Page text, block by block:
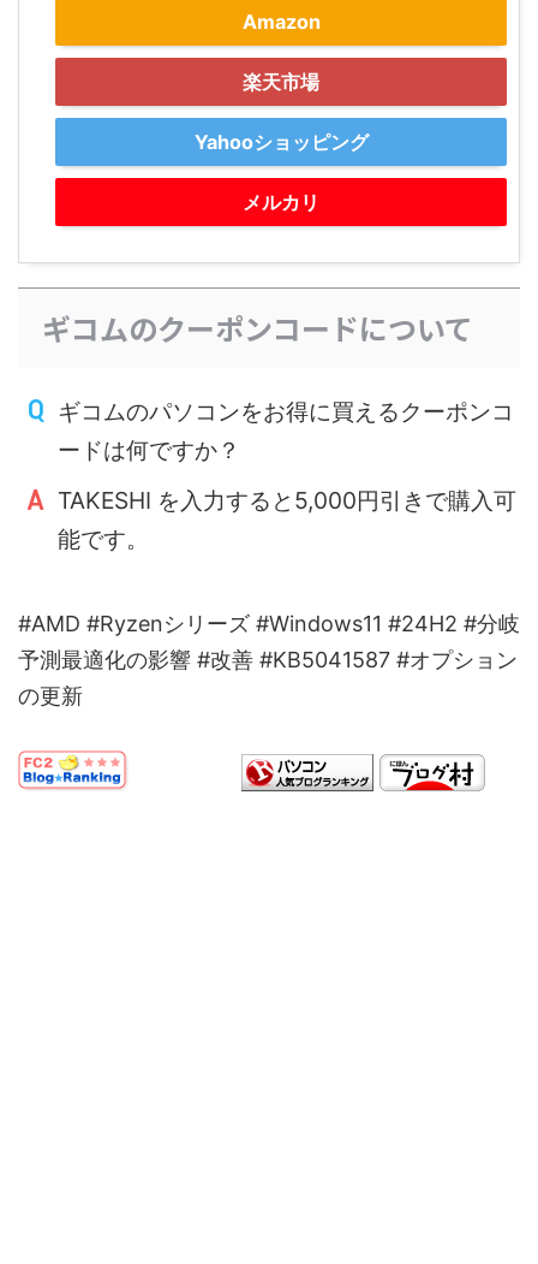
Amazon
楽天市場
Yahooショッピング
メルカリ
ギコムのクーポンコードについて
ギコムのパソコンをお得に買えるクーポンコ
ードは何ですか？
TAKESHI を入力すると5,000円引きで購入可
能です。
#AMD #Ryzenシリーズ #Windows11 #24H2 #分岐
予測最適化の影響 #改善 #KB5041587 #オプション
の更新